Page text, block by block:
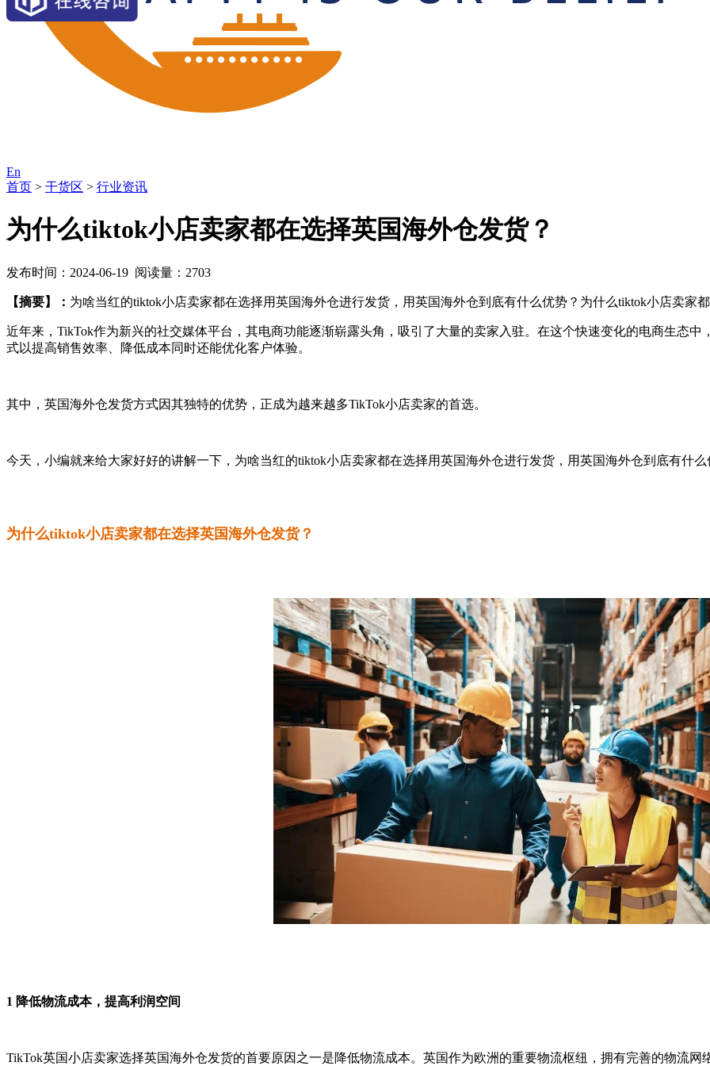
En
首页 > 干货区 > 行业资讯
为什么tiktok小店卖家都在选择英国海外仓发货？
发布时间：2024-06-19 阅读量：2703
【摘要】： 为啥当红的tiktok小店卖家都在选择用英国海外仓进行发货，用英国海外仓到底有什么优势？为什么tiktok小店卖家
近年来，TikTok作为新兴的社交媒体平台，其电商功能逐渐崭露头角，吸引了大量的卖家入驻。在这个快速变化的电商生态
式以提高销售效率、降低成本同时还能优化客户体验。
其中，英国海外仓发货方式因其独特的优势，正成为越来越多TikTok小店卖家的首选。
今天，小编就来给大家好好的讲解一下，为啥当红的tiktok小店卖家都在选择用英国海外仓进行发货，用英国海外仓到底有什么
为什么tiktok小店卖家都在选择英国海外仓发货？
1 降低物流成本，提高利润空间
TikTok英国小店卖家选择英国海外仓发货的首要原因之一是降低物流成本。英国作为欧洲的重要物流枢纽，拥有完善的物流